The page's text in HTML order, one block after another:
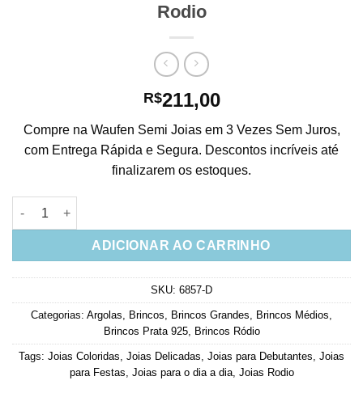
Rodio
R$211,00
Compre na Waufen Semi Joias em 3 Vezes Sem Juros,
com Entrega Rápida e Segura. Descontos incríveis até
finalizarem os estoques.
Argola Delicada Turmalina Com Corrente Colorida Prata 925
ADICIONAR AO CARRINHO
SKU: 6857-D
Categorias: Argolas, Brincos, Brincos Grandes, Brincos Médios,
Brincos Prata 925, Brincos Ródio
Tags: Joias Coloridas, Joias Delicadas, Joias para Debutantes, Joias
para Festas, Joias para o dia a dia, Joias Rodio